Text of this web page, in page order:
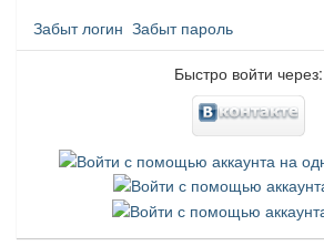
Забыт логин Забыт пароль
Быстро войти через: